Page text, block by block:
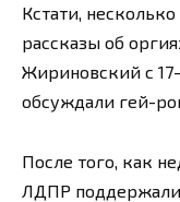
Кстати,
рассказы об
Жириновский с
обсуждали гей-
После того, как
ЛДПР поддержали